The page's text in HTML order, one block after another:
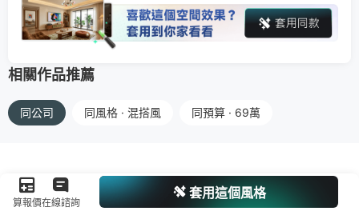
相關作品推薦
同公司 同風格 · 混搭風 同預算 · 69萬
算報價在線諮詢
套用這個風格